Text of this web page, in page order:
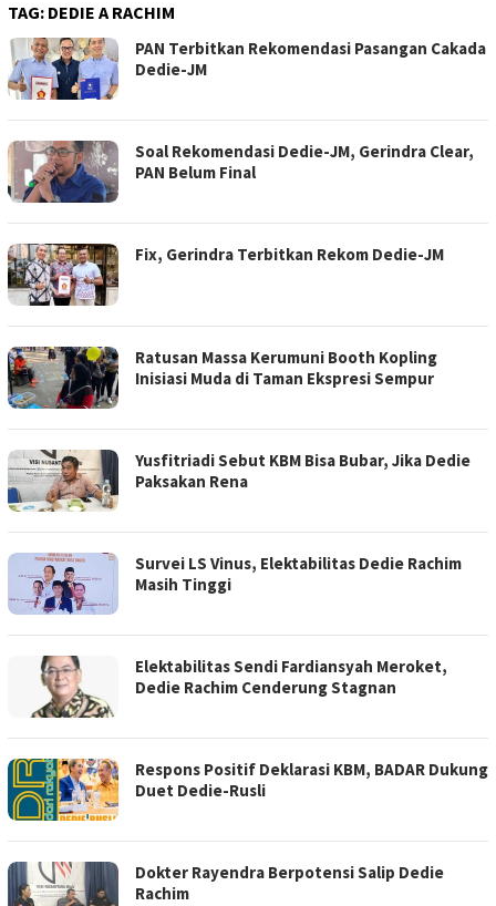
TAG: DEDIE A RACHIM
PAN Terbitkan Rekomendasi Pasangan Cakada
Dedie-JM
Soal Rekomendasi Dedie-JM, Gerindra Clear,
PAN Belum Final
Fix, Gerindra Terbitkan Rekom Dedie-JM
Ratusan Massa Kerumuni Booth Kopling
Inisiasi Muda di Taman Ekspresi Sempur
Yusfitriadi Sebut KBM Bisa Bubar, Jika Dedie
Paksakan Rena
Survei LS Vinus, Elektabilitas Dedie Rachim
Masih Tinggi
Elektabilitas Sendi Fardiansyah Meroket,
Dedie Rachim Cenderung Stagnan
Respons Positif Deklarasi KBM, BADAR Dukung
Duet Dedie-Rusli
Dokter Rayendra Berpotensi Salip Dedie
Rachim